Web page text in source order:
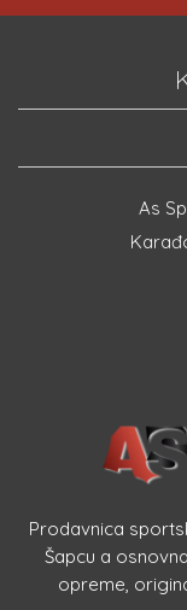
As
Prodavnica
Šapcu a
opreme,